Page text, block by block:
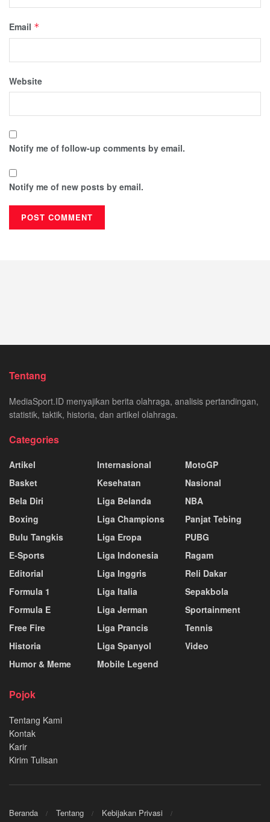
Email *
Website
Notify me of follow-up comments by email.
Notify me of new posts by email.
Tentang
MediaSport.ID menyajikan berita olahraga, analisis pertandingan,
statistik, taktik, historia, dan artikel olahraga.
Categories
Artikel
Basket
Bela Diri
Boxing
Bulu Tangkis
E-Sports
Editorial
Formula 1
Formula E
Free Fire
Historia
Humor & Meme
Internasional
Kesehatan
Liga Belanda
Liga Champions
Liga Eropa
Liga Indonesia
Liga Inggris
Liga Italia
Liga Jerman
Liga Prancis
Liga Spanyol
Mobile Legend
MotoGP
Nasional
NBA
Panjat Tebing
PUBG
Ragam
Reli Dakar
Sepakbola
Sportainment
Tennis
Video
Pojok
Tentang Kami
Kontak
Karir
Kirim Tulisan
Beranda Tentang
Kebijakan Privasi